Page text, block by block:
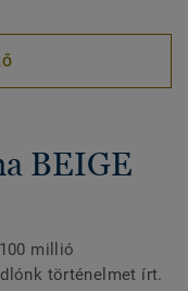
BEIGE
millió
történelmet írt.